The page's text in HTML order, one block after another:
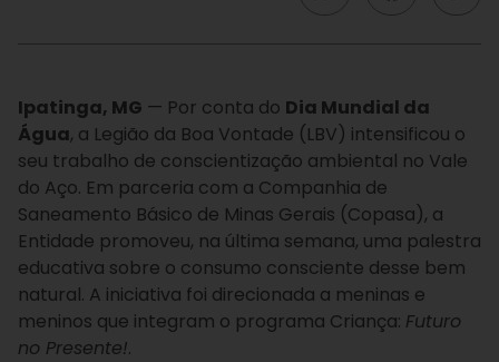
Ipatinga, MG — Por conta do Dia Mundial da
Água, a Legião da Boa Vontade (LBV) intensificou o
seu trabalho de conscientização ambiental no Vale
do Aço. Em parceria com a Companhia de
Saneamento Básico de Minas Gerais (Copasa), a
Entidade promoveu, na última semana, uma palestra
educativa sobre o consumo consciente desse bem
natural. A iniciativa foi direcionada a meninas e
meninos que integram o programa Criança: Futuro
no Presente!.